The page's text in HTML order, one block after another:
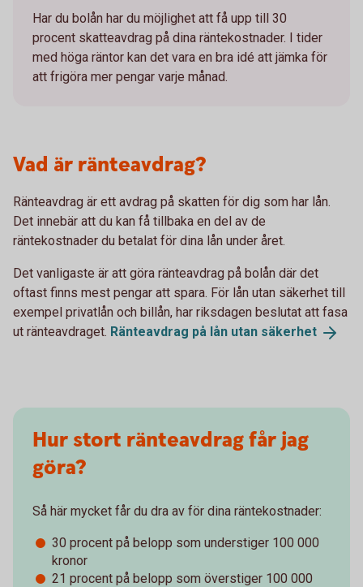
Har du bolån har du möjlighet att få upp till 30
procent skatteavdrag på dina räntekostnader. I tider
med höga räntor kan det vara en bra idé att jämka för
att frigöra mer pengar varje månad.
Vad är ränteavdrag?
Ränteavdrag är ett avdrag på skatten för dig som har lån.
Det innebär att du kan få tillbaka en del av de
räntekostnader du betalat för dina lån under året.
Det vanligaste är att göra ränteavdrag på bolån där det
oftast finns mest pengar att spara. För lån utan säkerhet till
exempel privatlån och billån, har riksdagen beslutat att fasa
ut ränteavdraget. Ränteavdrag på lån utan säkerhet
Hur stort ränteavdrag får jag
göra?
Så här mycket får du dra av för dina räntekostnader:
30 procent på belopp som understiger 100 000
kronor
21 procent på belopp som överstiger 100 000